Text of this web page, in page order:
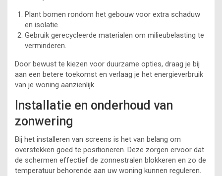
Plant bomen rondom het gebouw voor extra schaduw
en isolatie.
Gebruik gerecycleerde materialen om milieubelasting te
verminderen.
Door bewust te kiezen voor duurzame opties, draag je bij
aan een betere toekomst en verlaag je het energieverbruik
van je woning aanzienlijk.
Installatie en onderhoud van
zonwering
Bij het installeren van screens is het van belang om
overstekken goed te positioneren. Deze zorgen ervoor dat
de schermen effectief de zonnestralen blokkeren en zo de
temperatuur behorende aan uw woning kunnen reguleren.